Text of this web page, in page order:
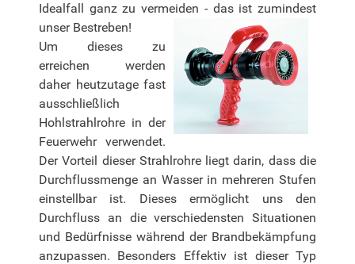
Idealfall ganz zu vermeiden - das ist zumindest
unser Bestreben!
Um dieses zu
erreichen werden
daher heutzutage fast
ausschließlich
Hohlstrahlrohre in der
Feuerwehr verwendet.
Der Vorteil dieser Strahlrohre liegt darin, dass die
Durchflussmenge an Wasser in mehreren Stufen
einstellbar ist. Dieses ermöglicht uns den
Durchfluss an die verschiedensten Situationen
und Bedürfnisse während der Brandbekämpfung
anzupassen. Besonders Effektiv ist dieser Typ